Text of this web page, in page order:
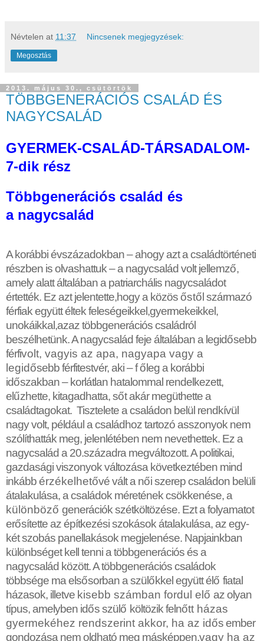
Névtelen at 11:37 Nincsenek megjegyzések:
Megosztás
2013. május 30., csütörtök
TÖBBGENERÁCIÓS CSALÁD ÉS
NAGYCSALÁD
GYERMEK-CSALÁD-TÁRSADALOM-
7-dik rész
Többgenerációs család és
a nagycsalád
A korábbi évszázadokban – ahogy azt a családtörténeti
részben is olvashattuk – a nagycsalád volt jellemző,
amely alatt általában a patriarchális nagycsaládot
értették. Ez azt jelentette,hogy a közösőstől származó
férfiak együtt éltek feleségeikkel,gyermekeikkel,
unokáikkal,azaz többgenerációs családról
beszélhetünk. A nagycsalád feje általában a legidősebb
férfivolt, vagyis az apa, nagyapa vagy a
legidősebb férfitestvér, aki – főleg a korábbi
időszakban – korlátlan hatalommal rendelkezett,
elűzhette, kitagadhatta, sőt akár megüthette a
családtagokat. Tisztelete a családon belül rendkívül
nagy volt, például a családhoz tartozó asszonyok nem
szólíthatták meg, jelenlétében nem nevethettek. Ez a
nagycsalád a 20.századra megváltozott. A politikai,
gazdasági viszonyok változása következtében mind
inkábbérzékelhetővé vált a női szerep családon belüli
átalakulása, a családok méretének csökkenése, a
különböző generációk szétköltözése. Ezt a folyamatot
erősítette az építkezési szokások átalakulása, az egy-
két szobás panellakások megjelenése. Napjainkban
különbséget kell tenni a többgenerációs és a
nagycsalád között. A többgenerációs családok
többsége ma elsősorban a szülőkkel együtt élő fiatal
házasok, illetve kisebb számban fordul elő az olyan
típus, amelyben idős szülő költözik felnőtt házas
gyermekéhez rendszerint akkor, ha az idős ember
gondozása nem oldható meg másképpen,vagy ha az